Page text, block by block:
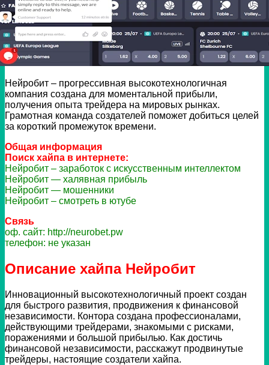
Нейробит – прогрессивная высокотехнологичная
компания создана для моментальной прибыли,
получения опыта трейдера на мировых рынках.
Грамотная команда создателей поможет добиться целей
за короткий промежуток времени.
Общая информация
Поиск хайпа в интернете:
Нейробит – заработок с искусственным интеллектом
Нейробит — халявная прибыль
Нейробит — мошенники
Нейробит – смотреть в ютубе
Связь
оф. сайт: http://neurobet.pw
телефон: не указан
Описание хайпа Нейробит
Инновационный высокотехнологичный проект создан
для быстрого развития, продвижения к финансовой
независимости. Контора создана профессионалами,
действующими трейдерами, знакомыми с рисками,
поражениями и большой прибылью. Как достичь
финансовой независимости, расскажут продвинутые
трейдеры, настоящие создатели хайпа.